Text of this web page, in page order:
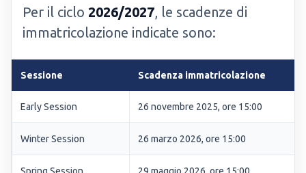
Per il ciclo 2026/2027, le scadenze di
immatricolazione indicate sono:
Sessione Scadenza immatricolazione
Early Session 26 novembre 2025, ore 15:00
Winter Session 26 marzo 2026, ore 15:00